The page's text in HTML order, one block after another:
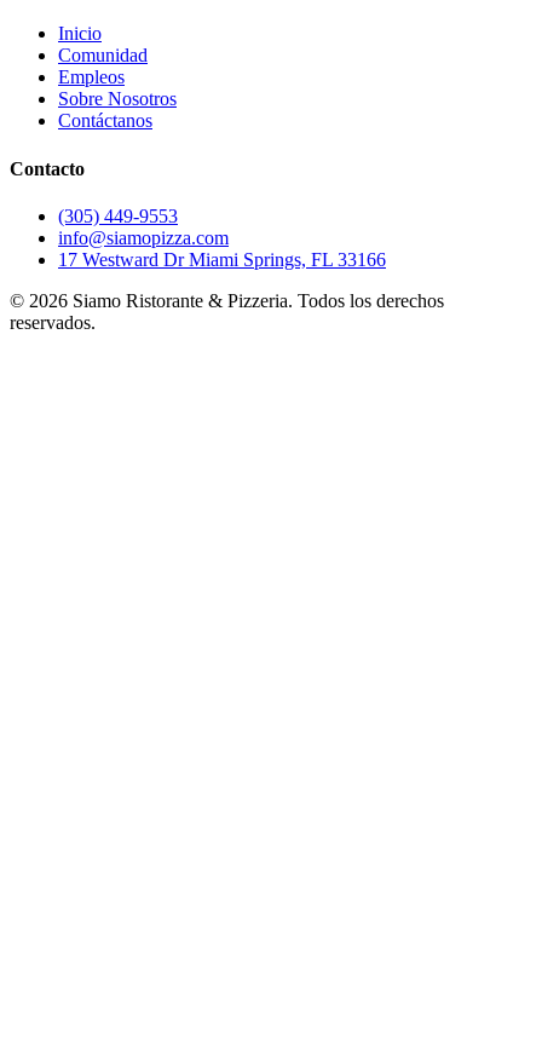
Inicio
Comunidad
Empleos
Sobre Nosotros
Contáctanos
Contacto
(305) 449-9553
info@siamopizza.com
17 Westward Dr Miami Springs, FL 33166
© 2026 Siamo Ristorante & Pizzeria. Todos los derechos
reservados.